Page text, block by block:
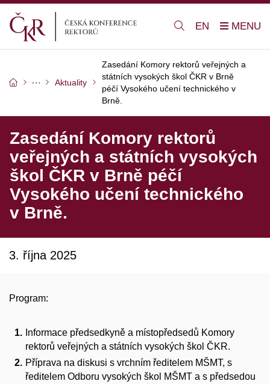
EN
Aktuality
Zasedání Komory rektorů veřejných a
státních vysokých škol ČKR v Brně
péčí Vysokého učení technického v
Brně.
Zasedání Komory rektorů
veřejných a státních vysokých
škol ČKR v Brně péčí
Vysokého učení technického
v Brně.
3. října 2025
Program:
Informace předsedkyně a místopředsedů Komory
rektorů veřejných a státních vysokých škol ČKR.
Příprava na diskusi s vrchním ředitelem MŠMT, s
ředitelem Odboru vysokých škol MŠMT a s předsedou